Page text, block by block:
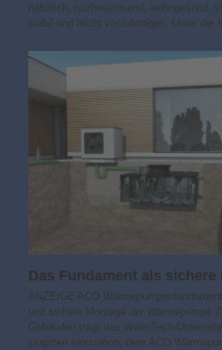
natürlich, nachwachsend, wohngesund,
stabil und leicht vorzufertigen. Unter der
Das Fundament als sichere
ANZEIGE ACO
und sichere Montage der Wärmepumpe
Gebäuden trägt das WaterTech-
jüngsten Innovation, dem ACO